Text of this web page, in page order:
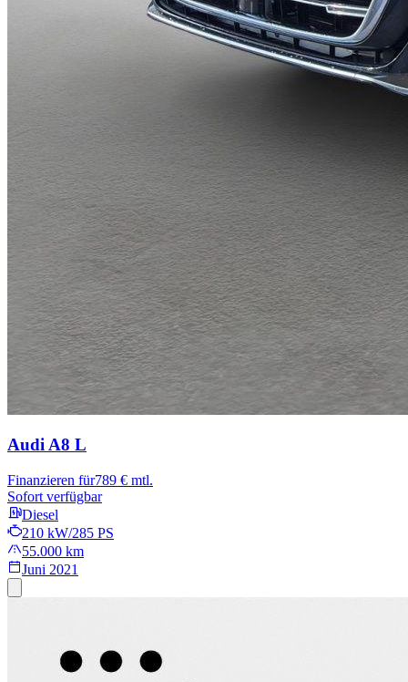
Audi A8 L
Finanzieren für789 € mtl.
Sofort verfügbar
Diesel
210 kW/285 PS
55.000 km
Juni 2021